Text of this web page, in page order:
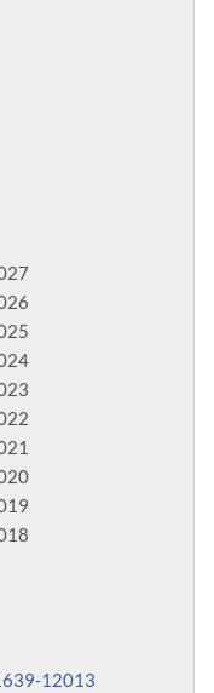
12013